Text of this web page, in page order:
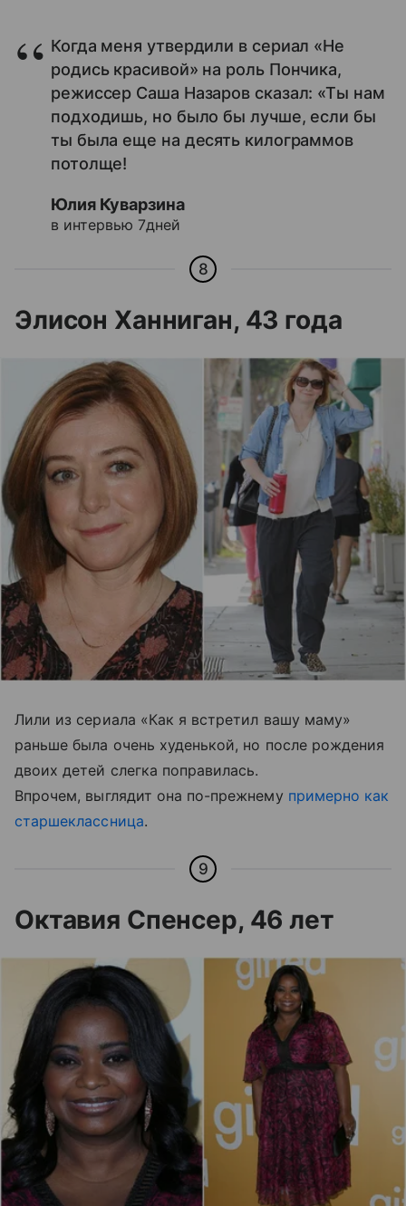
Когда меня утвердили в сериал «Не
родись красивой» на роль Пончика,
режиссер Саша Назаров сказал: «Ты нам
подходишь, но было бы лучше, если бы
ты была еще на десять килограммов
потолще!
Юлия Куварзина
в интервью 7дней
8
Элисон Ханниган, 43 года
Лили из сериала «Как я встретил вашу маму»
раньше была очень худенькой, но после рождения
двоих детей слегка поправилась.
Впрочем, выглядит она по-прежнему примерно как
старшеклассница.
9
Октавия Спенсер, 46 лет